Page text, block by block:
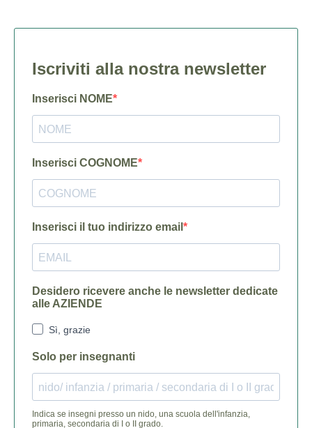
Iscriviti alla nostra newsletter
Inserisci NOME
Inserisci COGNOME
Inserisci il tuo indirizzo email
Desidero ricevere anche le newsletter dedicate
alle AZIENDE
Sì, grazie
Solo per insegnanti
Indica se insegni presso un nido, una scuola dell'infanzia,
primaria, secondaria di I o II grado.